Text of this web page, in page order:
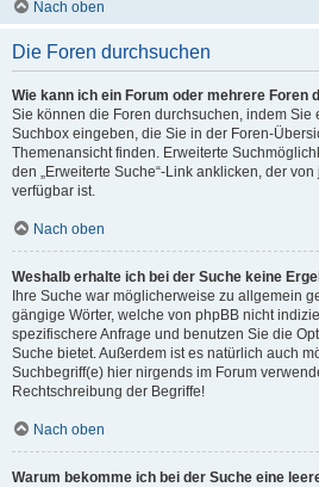
Nach oben
Die Foren durchsuchen
Wie kann ich ein Forum oder mehrere Foren
Sie können die Foren durchsuchen, indem Sie
Suchbox eingeben, die Sie in der Foren-
Themenansicht finden. Erweiterte
den „Erweiterte Suche“-Link anklicken, der
verfügbar ist.
Nach oben
Weshalb erhalte ich bei der Suche keine
Ihre Suche war möglicherweise zu allgemein
gängige Wörter, welche von phpBB nicht
spezifischere Anfrage und benutzen Sie die
Suche bietet. Außerdem ist es natürlich auch
Suchbegriff(e) hier nirgends im Forum
Rechtschreibung der Begriffe!
Nach oben
Warum bekomme ich bei der Suche eine